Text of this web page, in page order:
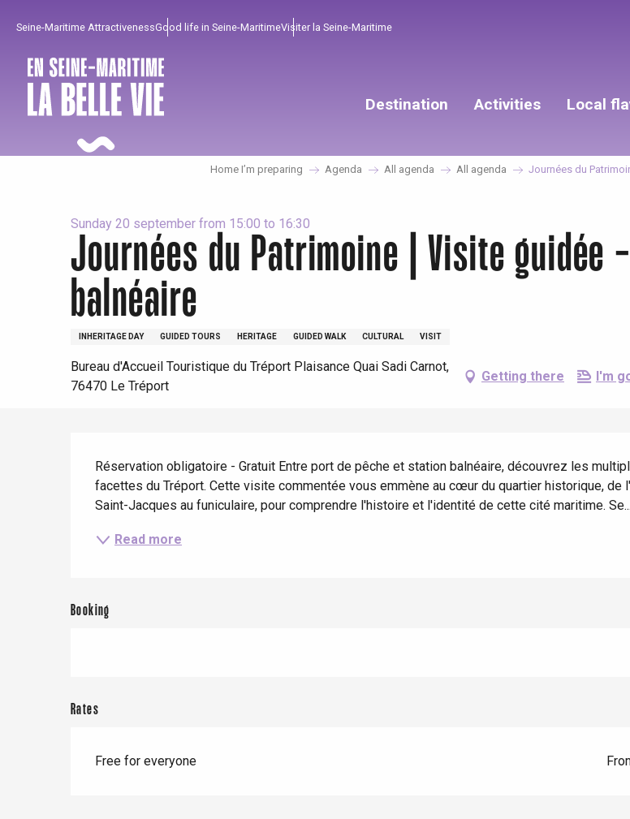
principal
Seine-Maritime AttractivenessGood life in Seine-MaritimeVisiter la Seine-Maritime
Destination Activities
To enjoy
All agenda
Spring
When it rains
Local
Must-sees
Trendy places
Best brunches
Restaurants with a
From our region !
Seaside breaks
Train trips
Cycling holidays
Home I’m preparing Agenda All agenda All agenda Journées du
Sunday 20 september from 15:00 to 16:30
Journées du Patrimoine | Visite guidée
balnéaire
INHERITAGE DAY GUIDED TOURS HERITAGE GUIDED WALK CULTURAL VISIT
Bureau d'Accueil Touristique du Tréport Plaisance Quai Sadi Carnot,
76470 Le Tréport
Getting there I'm
Réservation obligatoire - Gratuit Entre port de pêche et station balnéaire, découvrez les
facettes du Tréport. Cette visite commentée vous emmène au cœur du quartier historique, de
Saint-Jacques au funiculaire, pour comprendre l'histoire et l'identité de cette cité maritime. Se...
Read more
Booking
Rates
Free for everyone